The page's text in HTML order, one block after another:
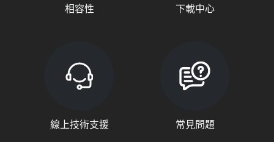
相容性 下載中心
線上技術支援 常見問題